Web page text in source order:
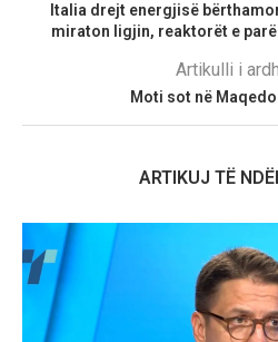
Italia drejt energjisë
miraton ligjin, reaktorët e
Artikulli i
Moti sot në
ARTIKUJ TË